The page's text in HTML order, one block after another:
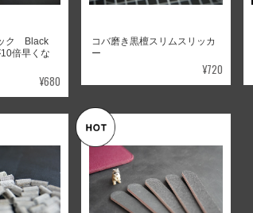
ック Black
倍早くな
¥680
コバ磨き黒檀スリムスリッカ
ー
¥720